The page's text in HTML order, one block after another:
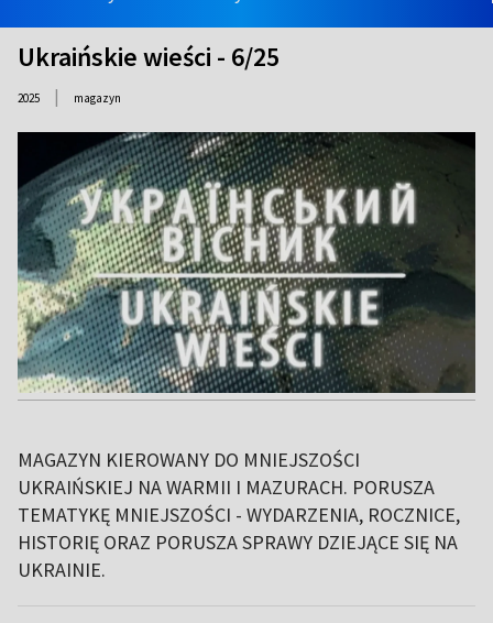
Ukraińskie wieści - 6/25
2025 | magazyn
MAGAZYN KIEROWANY DO MNIEJSZOŚCI
UKRAIŃSKIEJ NA WARMII I MAZURACH. PORUSZA
TEMATYKĘ MNIEJSZOŚCI - WYDARZENIA, ROCZNICE,
HISTORIĘ ORAZ PORUSZA SPRAWY DZIEJĄCE SIĘ NA
UKRAINIE.